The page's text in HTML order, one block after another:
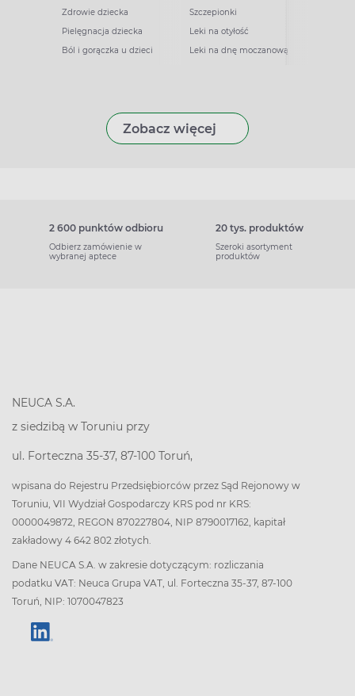
Zdrowie dziecka
Pielęgnacja dziecka
Ból i gorączka u dzieci
Szczepionki
Leki na otyłość
Leki na dnę moczanową
Zobacz więcej
2 600 punktów odbioru
Odbierz zamówienie w
wybranej aptece
20 tys. produktów
Szeroki asortyment
produktów
NEUCA S.A.
z siedzibą w Toruniu przy
ul. Forteczna 35-37, 87-100 Toruń,
wpisana do Rejestru Przedsiębiorców przez Sąd Rejonowy w
Toruniu, VII Wydział Gospodarczy KRS pod nr KRS:
0000049872, REGON 870227804, NIP 8790017162, kapitał
zakładowy 4 642 802 złotych.
Dane NEUCA S.A. w zakresie dotyczącym: rozliczania
podatku VAT: Neuca Grupa VAT, ul. Forteczna 35-37, 87-100
Toruń, NIP: 1070047823